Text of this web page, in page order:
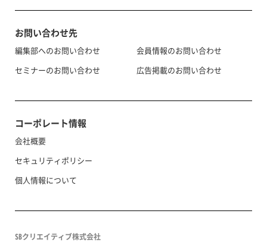
お問い合わせ先
編集部へのお問い合わせ
セミナーのお問い合わせ
会員情報のお問い合わせ
広告掲載のお問い合わせ
コーポレート情報
会社概要
セキュリティポリシー
個人情報について
SBクリエイティブ株式会社